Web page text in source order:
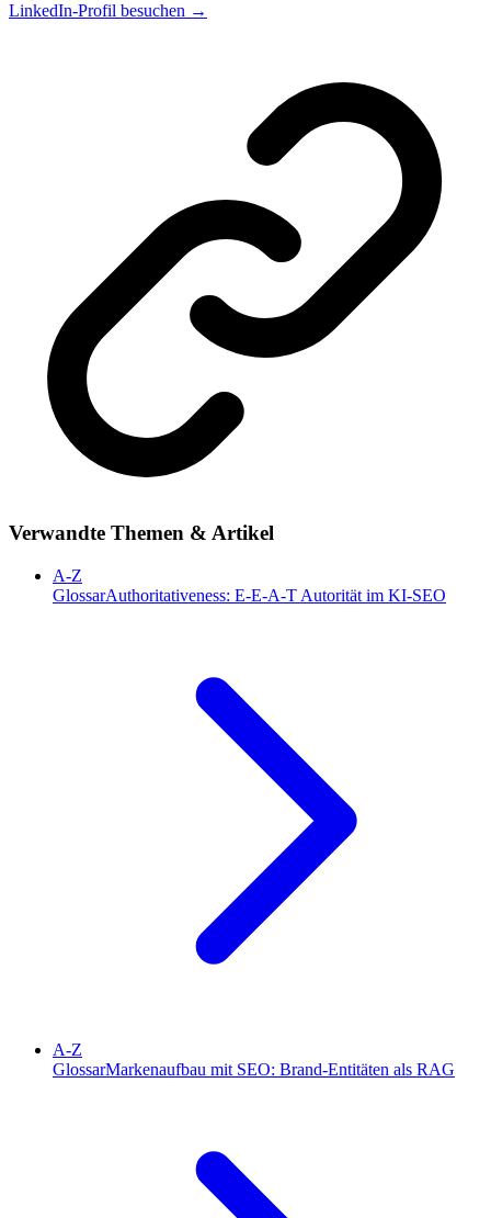
LinkedIn-Profil besuchen →
Verwandte Themen & Artikel
A-Z
GlossarAuthoritativeness: E-E-A-T Autorität im KI-SEO
A-Z
GlossarMarkenaufbau mit SEO: Brand-Entitäten als RAG